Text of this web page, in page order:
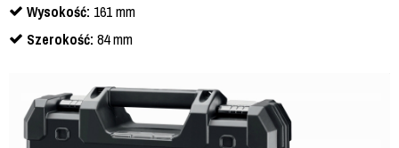
Wysokość: 161 mm
Szerokość: 84 mm